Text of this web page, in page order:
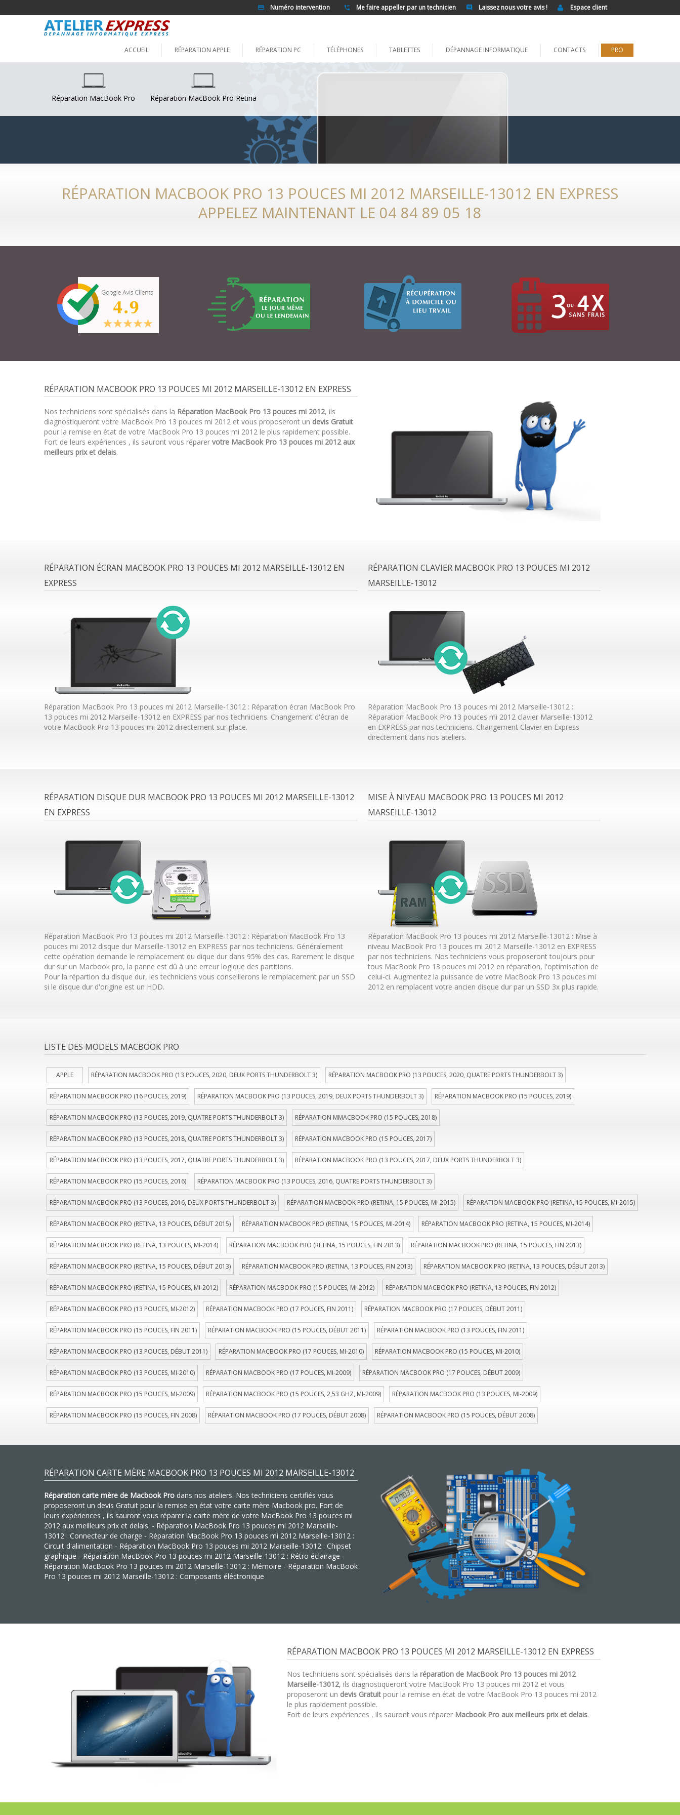
Espace client
Laissez nous votre avis !
Me faire appeller par un technicien
Numéro intervention
ACCUEIL RÉPARATION APPLE RÉPARATION PC TÉLÉPHONES TABLETTES DÉPANNAGE INFORMATIQUE CONTACTS PRO
Réparation MacBook Pro Réparation MacBook Pro Retina
RÉPARATION MACBOOK PRO 13 POUCES MI 2012 MARSEILLE-13012 EN EXPRESS
APPELEZ MAINTENANT LE 04 84 89 05 18
RÉPARATION MACBOOK PRO 13 POUCES MI 2012 MARSEILLE-13012 EN EXPRESS
Nos techniciens sont spécialisés dans la Réparation MacBook Pro 13 pouces mi 2012, ils
diagnostiqueront votre MacBook Pro 13 pouces mi 2012 et vous proposeront un devis Gratuit
pour la remise en état de votre MacBook Pro 13 pouces mi 2012 le plus rapidement possible.
Fort de leurs expériences , ils sauront vous réparer votre MacBook Pro 13 pouces mi 2012 aux
meilleurs prix et delais.
RÉPARATION ÉCRAN MACBOOK PRO 13 POUCES MI 2012 MARSEILLE-13012 EN
EXPRESS
Réparation MacBook Pro 13 pouces mi 2012 Marseille-13012 : Réparation écran MacBook Pro
13 pouces mi 2012 Marseille-13012 en EXPRESS par nos techniciens. Changement d'écran de
votre MacBook Pro 13 pouces mi 2012 directement sur place.
RÉPARATION CLAVIER MACBOOK PRO 13 POUCES MI 2012
MARSEILLE-13012
Réparation MacBook Pro 13 pouces mi 2012 Marseille-13012 :
Réparation MacBook Pro 13 pouces mi 2012 clavier Marseille-13012
en EXPRESS par nos techniciens. Changement Clavier en Express
directement dans nos ateliers.
RÉPARATION DISQUE DUR MACBOOK PRO 13 POUCES MI 2012 MARSEILLE-13012
EN EXPRESS
Réparation MacBook Pro 13 pouces mi 2012 Marseille-13012 : Réparation MacBook Pro 13
pouces mi 2012 disque dur Marseille-13012 en EXPRESS par nos techniciens. Généralement
cette opération demande le remplacement du dique dur dans 95% des cas. Rarement le disque
dur sur un Macbook pro, la panne est dû à une erreur logique des partitions.
Pour la répartion du disque dur, les techniciens vous conseillerons le remplacement par un SSD
si le disque dur d'origine est un HDD.
MISE À NIVEAU MACBOOK PRO 13 POUCES MI 2012
MARSEILLE-13012
Réparation MacBook Pro 13 pouces mi 2012 Marseille-13012 : Mise à
niveau MacBook Pro 13 pouces mi 2012 Marseille-13012 en EXPRESS
par nos techniciens. Nos techniciens vous proposeront toujours pour
tous MacBook Pro 13 pouces mi 2012 en réparation, l'optimisation de
celui-ci. Augmentez la puissance de votre MacBook Pro 13 pouces mi
2012 en remplacent votre ancien disque dur par un SSD 3x plus rapide.
LISTE DES MODELS MACBOOK PRO
APPLE RÉPARATION MACBOOK PRO (13 POUCES, 2020, DEUX PORTS THUNDERBOLT 3) RÉPARATION MACBOOK PRO (13 POUCES, 2020, QUATRE PORTS THUNDERBOLT 3)
RÉPARATION MACBOOK PRO (16 POUCES, 2019) RÉPARATION MACBOOK PRO (13 POUCES, 2019, DEUX PORTS THUNDERBOLT 3) RÉPARATION MACBOOK PRO (15 POUCES, 2019)
RÉPARATION MACBOOK PRO (13 POUCES, 2019, QUATRE PORTS THUNDERBOLT 3) RÉPARATION MMACBOOK PRO (15 POUCES, 2018)
RÉPARATION MACBOOK PRO (13 POUCES, 2018, QUATRE PORTS THUNDERBOLT 3) RÉPARATION MACBOOK PRO (15 POUCES, 2017)
RÉPARATION MACBOOK PRO (13 POUCES, 2017, QUATRE PORTS THUNDERBOLT 3) RÉPARATION MACBOOK PRO (13 POUCES, 2017, DEUX PORTS THUNDERBOLT 3)
RÉPARATION MACBOOK PRO (15 POUCES, 2016) RÉPARATION MACBOOK PRO (13 POUCES, 2016, QUATRE PORTS THUNDERBOLT 3)
RÉPARATION MACBOOK PRO (13 POUCES, 2016, DEUX PORTS THUNDERBOLT 3) RÉPARATION MACBOOK PRO (RETINA, 15 POUCES, MI-2015) RÉPARATION MACBOOK PRO (RETINA, 15 POUCES, MI-2015)
RÉPARATION MACBOOK PRO (RETINA, 13 POUCES, DÉBUT 2015) RÉPARATION MACBOOK PRO (RETINA, 15 POUCES, MI-2014) RÉPARATION MACBOOK PRO (RETINA, 15 POUCES, MI-2014)
RÉPARATION MACBOOK PRO (RETINA, 13 POUCES, MI-2014) RÉPARATION MACBOOK PRO (RETINA, 15 POUCES, FIN 2013) RÉPARATION MACBOOK PRO (RETINA, 15 POUCES, FIN 2013)
RÉPARATION MACBOOK PRO (RETINA, 15 POUCES, DÉBUT 2013) RÉPARATION MACBOOK PRO (RETINA, 13 POUCES, FIN 2013) RÉPARATION MACBOOK PRO (RETINA, 13 POUCES, DÉBUT 2013)
RÉPARATION MACBOOK PRO (RETINA, 15 POUCES, MI-2012) RÉPARATION MACBOOK PRO (15 POUCES, MI-2012) RÉPARATION MACBOOK PRO (RETINA, 13 POUCES, FIN 2012)
RÉPARATION MACBOOK PRO (13 POUCES, MI-2012) RÉPARATION MACBOOK PRO (17 POUCES, FIN 2011) RÉPARATION MACBOOK PRO (17 POUCES, DÉBUT 2011)
RÉPARATION MACBOOK PRO (15 POUCES, FIN 2011) RÉPARATION MACBOOK PRO (15 POUCES, DÉBUT 2011) RÉPARATION MACBOOK PRO (13 POUCES, FIN 2011)
RÉPARATION MACBOOK PRO (13 POUCES, DÉBUT 2011) RÉPARATION MACBOOK PRO (17 POUCES, MI-2010) RÉPARATION MACBOOK PRO (15 POUCES, MI-2010)
RÉPARATION MACBOOK PRO (13 POUCES, MI-2010) RÉPARATION MACBOOK PRO (17 POUCES, MI-2009) RÉPARATION MACBOOK PRO (17 POUCES, DÉBUT 2009)
RÉPARATION MACBOOK PRO (15 POUCES, MI-2009) RÉPARATION MACBOOK PRO (15 POUCES, 2,53 GHZ, MI-2009) RÉPARATION MACBOOK PRO (13 POUCES, MI-2009)
RÉPARATION MACBOOK PRO (15 POUCES, FIN 2008) RÉPARATION MACBOOK PRO (17 POUCES, DÉBUT 2008) RÉPARATION MACBOOK PRO (15 POUCES, DÉBUT 2008)
RÉPARATION CARTE MÈRE MACBOOK PRO 13 POUCES MI 2012 MARSEILLE-13012
Réparation carte mère de Macbook Pro dans nos ateliers. Nos techniciens certifiés vous
proposeront un devis Gratuit pour la remise en état votre carte mère Macbook pro. Fort de
leurs expériences , ils sauront vous réparer la carte mère de votre MacBook Pro 13 pouces mi
2012 aux meilleurs prix et delais. - Réparation MacBook Pro 13 pouces mi 2012 Marseille-
13012 : Connecteur de charge - Réparation MacBook Pro 13 pouces mi 2012 Marseille-13012 :
Circuit d'alimentation - Réparation MacBook Pro 13 pouces mi 2012 Marseille-13012 : Chipset
graphique - Réparation MacBook Pro 13 pouces mi 2012 Marseille-13012 : Rétro éclairage -
Réparation MacBook Pro 13 pouces mi 2012 Marseille-13012 : Mémoire - Réparation MacBook
Pro 13 pouces mi 2012 Marseille-13012 : Composants éléctronique
RÉPARATION MACBOOK PRO 13 POUCES MI 2012 MARSEILLE-13012 EN EXPRESS
Nos techniciens sont spécialisés dans la réparation de MacBook Pro 13 pouces mi 2012
Marseille-13012, ils diagnostiqueront votre MacBook Pro 13 pouces mi 2012 et vous
proposeront un devis Gratuit pour la remise en état de votre MacBook Pro 13 pouces mi 2012
le plus rapidement possible.
Fort de leurs expériences , ils sauront vous réparer Macbook Pro aux meilleurs prix et delais.